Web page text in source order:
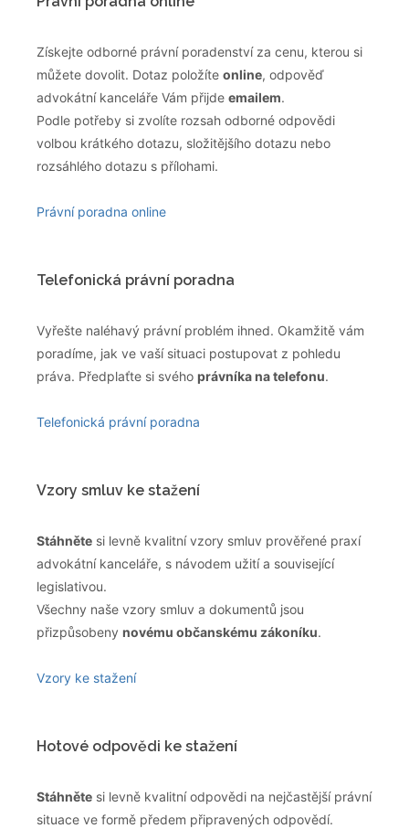
Získejte odborné právní poradenství za cenu, kterou si
můžete dovolit. Dotaz položíte online, odpověď
advokátní kanceláře Vám přijde emailem.
Podle potřeby si zvolíte rozsah odborné odpovědi
volbou krátkého dotazu, složitějšího dotazu nebo
rozsáhlého dotazu s přílohami.
Právní poradna online
Telefonická právní poradna
Vyřešte naléhavý právní problém ihned. Okamžitě vám
poradíme, jak ve vaší situaci postupovat z pohledu
práva. Předplaťte si svého právníka na telefonu.
Telefonická právní poradna
Vzory smluv ke stažení
Stáhněte si levně kvalitní vzory smluv prověřené praxí
advokátní kanceláře, s návodem užití a související
legislativou.
Všechny naše vzory smluv a dokumentů jsou
přizpůsobeny novému občanskému zákoníku.
Vzory ke stažení
Hotové odpovědi ke stažení
Stáhněte si levně kvalitní odpovědi na nejčastější právní
situace ve formě předem připravených odpovědí.